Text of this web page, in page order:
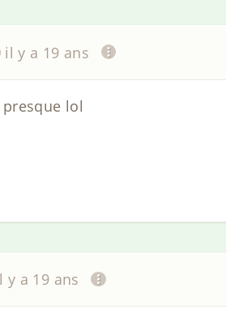
il y a 19 ans
lol
y a 19 ans